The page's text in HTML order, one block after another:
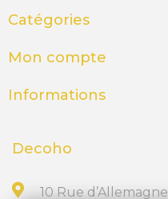
Catégories
Mon compte
Informations
Decoho
10 Rue d’Allemagne